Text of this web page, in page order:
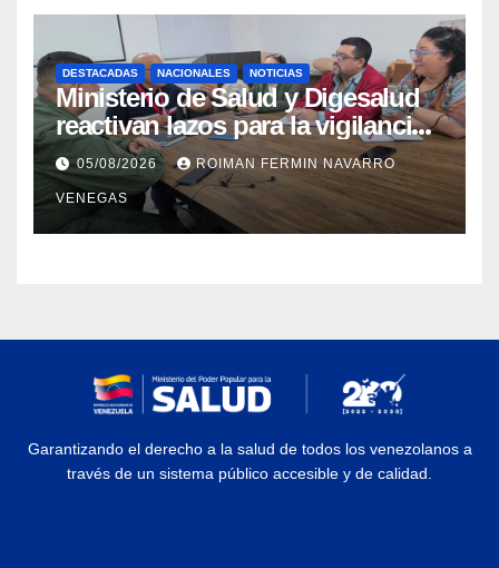
DESTACADAS NACIONALES NOTICIAS
Ministerio de Salud y Digesalud
reactivan lazos para la vigilancia
epidemiológica y el control de
enfermedades
05/08/2026 ROIMAN FERMIN NAVARRO
VENEGAS
Garantizando el derecho a la salud de todos los venezolanos a
través de un sistema público accesible y de calidad.